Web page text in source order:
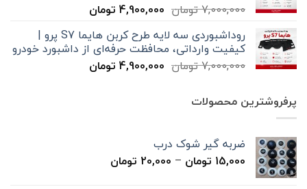
7,000,000تومان قیمت
7,000,000 تومان
بود.
4,900,000 تومانقیمت
4,900,000 تومان
است.
روداشبوردی سه‌ لایه طرح کربن هایما S7 پرو |
کیفیت وارداتی، محافظت حرفه‌ای از داشبورد خودرو
7,000,000تومان قیمت
4,900,000 تومانقیمت
پرفروشترین محصولات
ضربه گیر شوک درب
15,000 تومان –
20,000 تومان